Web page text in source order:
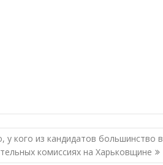
у кого из кандидатов большинство в
комиссиях на Харьковщине